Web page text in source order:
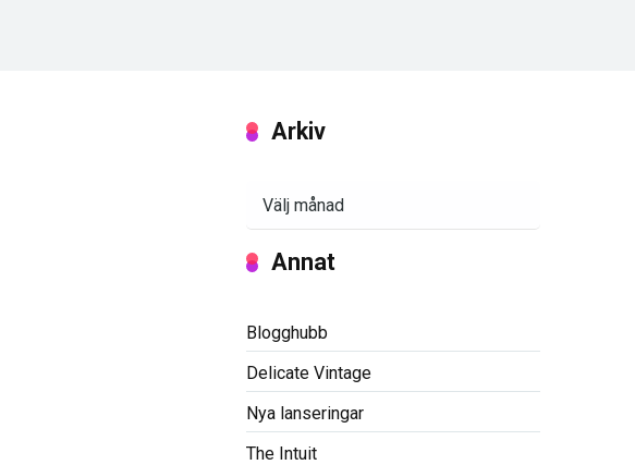
Arkiv
Annat
Blogghubb
Delicate Vintage
Nya lanseringar
The Intuit